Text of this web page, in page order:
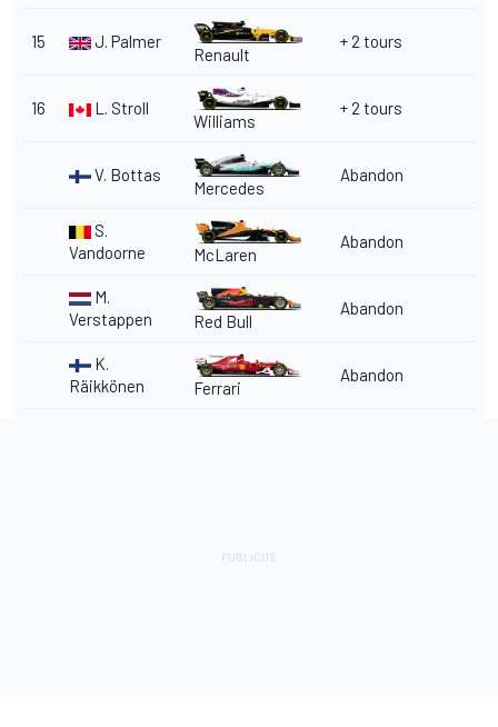
15 J. Palmer
Renault
+ 2 tours
16 L. Stroll
Williams
+ 2 tours
V. Bottas
Mercedes
Abandon
S.
Vandoorne
McLaren
Abandon
M.
Verstappen
Red Bull
Abandon
K.
Räikkönen
Ferrari
Abandon